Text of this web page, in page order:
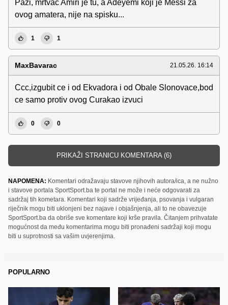
Pazi, mrtvac Amiri je tu, a Adeyemi koji je Messi za
ovog amatera, nije na spisku...
1 1
MaxBavarac 21.05.26. 16:14
Ccc,izgubit ce i od Ekvadora i od Obale Slonovace,bod
ce samo protiv ovog Curakao izvuci
0 0
PRIKAŽI STRANICU KOMENTARA (6)
NAPOMENA: Komentari odražavaju stavove njihovih autora/ica, a ne nužno
i stavove portala SportSport.ba te portal ne može i neće odgovarati za
sadržaj tih kometara. Komentari koji sadrže vrijeđanja, psovanja i vulgaran
riječnik mogu biti uklonjeni bez najave i objašnjenja, ali to ne obavezuje
SportSport.ba da obriše sve komentare koji krše pravila. Čitanjem prihvatate
mogućnost da među komentarima mogu biti pronađeni sadržaji koji mogu
biti u suprotnosti sa vašim uvjerenjima.
POPULARNO